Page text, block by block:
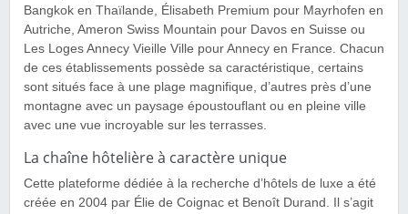
Bangkok en Thaïlande, Élisabeth Premium pour Mayrhofen en
Autriche, Ameron Swiss Mountain pour Davos en Suisse ou
Les Loges Annecy Vieille Ville pour Annecy en France. Chacun
de ces établissements possède sa caractéristique, certains
sont situés face à une plage magnifique, d’autres près d’une
montagne avec un paysage époustouflant ou en pleine ville
avec une vue incroyable sur les terrasses.
La chaîne hôtelière à caractère unique
Cette plateforme dédiée à la recherche d’hôtels de luxe a été
créée en 2004 par Élie de Coignac et Benoît Durand. Il s’agit